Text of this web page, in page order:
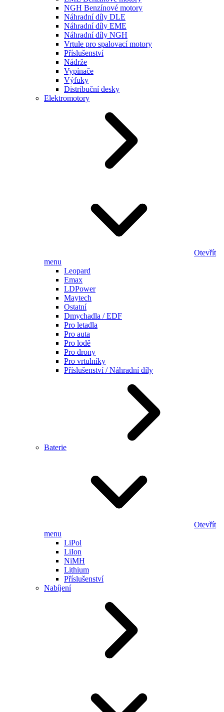
NGH Benzínové motory
Náhradní díly DLE
Náhradní díly EME
Náhradní díly NGH
Vrtule pro spalovací motory
Příslušenství
Nádrže
Vypínače
Výfuky
Distribuční desky
Elektromotory
Otevřít
menu
Leopard
Emax
LDPower
Maytech
Ostatní
Dmychadla / EDF
Pro letadla
Pro auta
Pro lodě
Pro drony
Pro vrtulníky
Příslušenství / Náhradní díly
Baterie
Otevřít
menu
LiPol
LiIon
NiMH
Lithium
Příslušenství
Nabíjení